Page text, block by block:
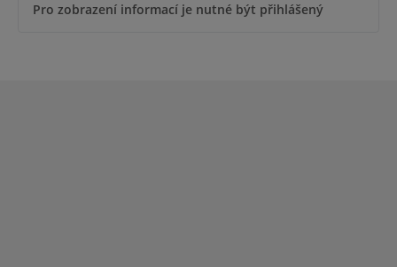
Pro zobrazení informací je nutné být přihlášený